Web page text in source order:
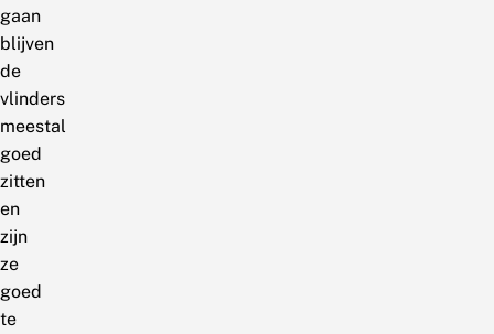
gaan
blijven
de
vlinders
meestal
goed
zitten
en
zijn
ze
goed
te